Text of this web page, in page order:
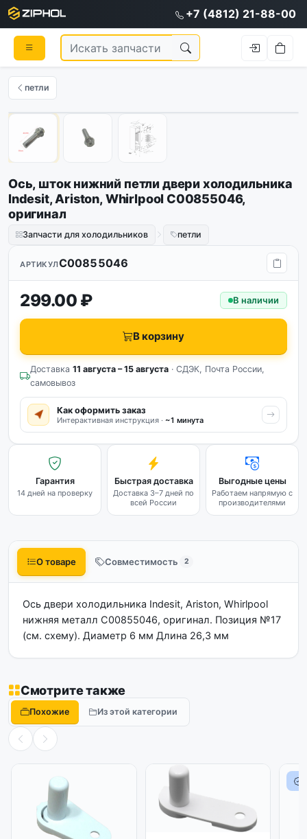
+7 (4812) 21-88-00
петли
Оригинал
Ось, шток нижний петли двери холодильника
Indesit, Ariston, Whirlpool C00855046,
оригинал
Запчасти для холодильников петли
АРТИКУЛC00855046
299.00 ₽ В наличии
В корзину
Доставка 11 августа – 15 августа · СДЭК, Почта России,
самовывоз
Как оформить заказ
Интерактивная инструкция · ~1 минута
Гарантия
14 дней на проверку
Быстрая доставка
Доставка 3–7 дней по
всей России
Выгодные цены
Работаем напрямую с
производителями
О товаре Совместимость 2
Ось двери холодильника Indesit, Ariston, Whirlpool
нижняя металл C00855046, оригинал. Позиция №17
(см. схему). Диаметр 6 мм Длина 26,3 мм
Смотрите также
Похожие Из этой категории